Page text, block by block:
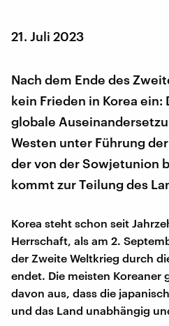
21. Juli 2023
Nach dem Ende des
kein Frieden in Korea ein:
globale
Westen unter Führung
der von der Sowjetunion
kommt zur Teilung des
Korea steht schon seit
Herrschaft, als am 2.
der Zweite Weltkrieg durch
endet. Die meisten Koreaner
davon aus, dass die
und das Land unabhängig